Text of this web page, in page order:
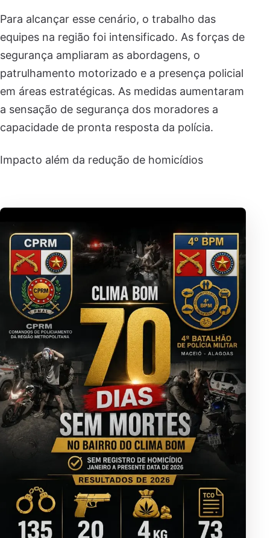
Para alcançar esse cenário, o trabalho das
equipes na região foi intensificado. As forças de
segurança ampliaram as abordagens, o
patrulhamento motorizado e a presença policial
em áreas estratégicas. As medidas aumentaram
a sensação de segurança dos moradores a
capacidade de pronta resposta da polícia.
Impacto além da redução de homicídios